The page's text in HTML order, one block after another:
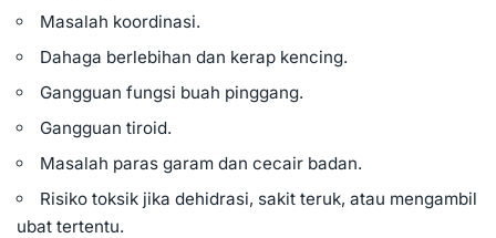
Masalah koordinasi.
Dahaga berlebihan dan kerap kencing.
Gangguan fungsi buah pinggang.
Gangguan tiroid.
Masalah paras garam dan cecair badan.
Risiko toksik jika dehidrasi, sakit teruk, atau mengambil
ubat tertentu.